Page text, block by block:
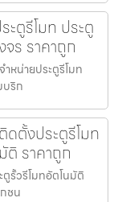
ตูรีโมท ประตู
ร ราคาถูก
หน่ายประตูรีโมท
บริก
ตั้งประตูรีโมท
ติ ราคาถูก
รั้วรีโมทอัตโนมัติ
ชน